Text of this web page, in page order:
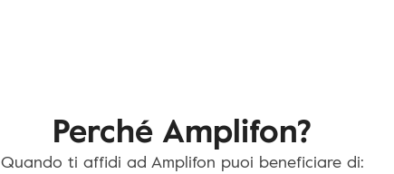
Perché Amplifon?
Quando ti affidi ad Amplifon puoi beneficiare di: